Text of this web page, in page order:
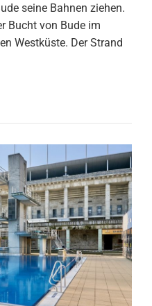
seine Bahnen ziehen.
Bucht von Bude im
Westküste. Der Strand